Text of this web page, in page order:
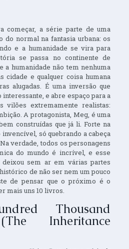
começar, a série parte de uma
do normal na fantasia urbana: os
e a humanidade se vira para
se passa no continente de
a humanidade não tem nenhuma
cidade e qualquer coisa humana
alugadas. É uma inversão que
e abre espaço para a
vilões extremamente realistas:
A protagonista, Meg, é uma
construídas que já li. Forte na
só quebrando a cabeça
verdade, todos os personagens
do mundo é incrível, e esse
sem ar em várias partes
de não ser nem um pouco
de pensar que o próximo é o
mais uns 10 livros.
Thousand
Inheritance